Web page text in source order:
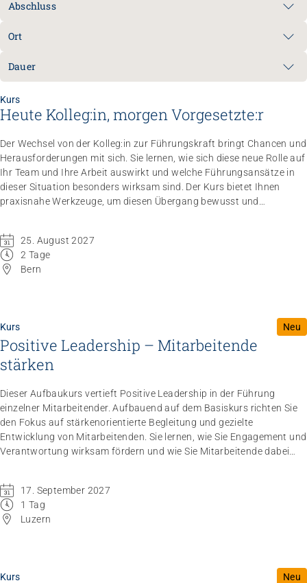
Abschluss
Ort
Dauer
Kurs
Heute Kolleg:in, morgen Vorgesetzte:r
Der Wechsel von der Kolleg:in zur Führungskraft bringt Chancen und
Herausforderungen mit sich. Sie lernen, wie sich diese neue Rolle auf
Ihr Team und Ihre Arbeit auswirkt und welche Führungsansätze in
dieser Situation besonders wirksam sind. Der Kurs bietet Ihnen
praxisnahe Werkzeuge, um diesen Übergang bewusst und
25. August 2027
2 Tage
Bern
Kurs Neu
Positive Leadership – Mitarbeitende
stärken
Dieser Aufbaukurs vertieft Positive Leadership in der Führung
einzelner Mitarbeitender. Aufbauend auf dem Basiskurs richten Sie
den Fokus auf stärkenorientierte Begleitung und gezielte
Entwicklung von Mitarbeitenden. Sie lernen, wie Sie Engagement und
Verantwortung wirksam fördern und wie Sie Mitarbeitende dabei
17. September 2027
1 Tag
Luzern
Kurs Neu